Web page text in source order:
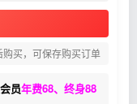
买，可保存购买订单
员年费68、终身88